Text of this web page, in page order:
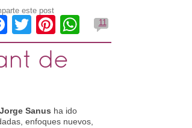
este post
Facebook
TwitterPinterest
WhatsApp
11
de
Jorge Sanus ha ido
enfoques nuevos,